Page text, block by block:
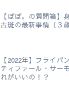
【ぽぽ。の質問箱】
古斑の最新事情（３
【2022年】フライパ
ティファール・サー
れがいいの！？